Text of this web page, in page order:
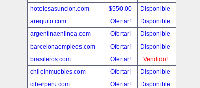
hotelesasuncion.com
$550.00
Disponible
arequito.com
Ofertar!
Disponible
argentinaenlinea.com
Ofertar!
Disponible
barcelonaempleos.com
Ofertar!
Disponible
brasileros.com
Ofertar!
Vendido!
chileinmuebles.com
Ofertar!
Disponible
ciberperu.com
Ofertar!
Disponible